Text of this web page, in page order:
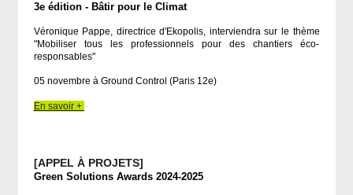
3e édition - Bâtir pour le Climat
Véronique Pappe, directrice d'Ekopolis, interviendra sur le thème
"Mobiliser tous les professionnels pour des chantiers éco-
responsables"
05 novembre à Ground Control (Paris 12e)
En savoir +
[APPEL À PROJETS]
Green Solutions Awards 2024-2025